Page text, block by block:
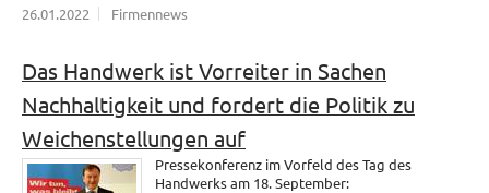
26.01.2022 Firmennews
Das Handwerk ist Vorreiter in Sachen
Nachhaltigkeit und fordert die Politik zu
Weichenstellungen auf
Pressekonferenz im Vorfeld des Tag des
Handwerks am 18. September: